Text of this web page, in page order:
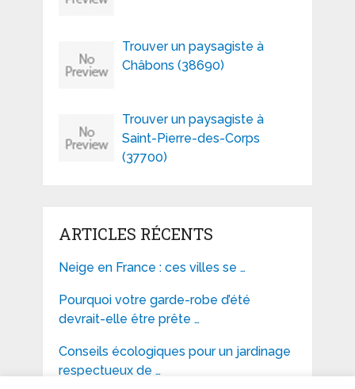
Trouver un paysagiste à
Châbons (38690)
Trouver un paysagiste à
Saint-Pierre-des-Corps
(37700)
ARTICLES RÉCENTS
Neige en France : ces villes se …
Pourquoi votre garde-robe d’été
devrait-elle être prête …
Conseils écologiques pour un jardinage
respectueux de …